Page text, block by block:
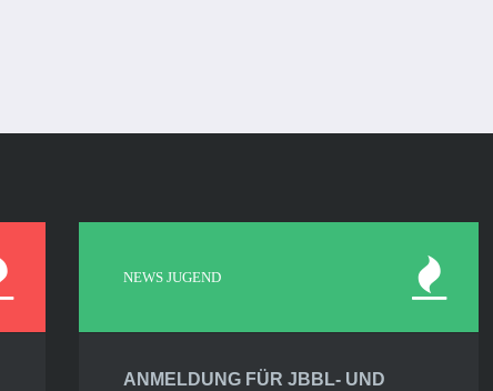
NEWS JUGEND
ANMELDUNG FÜR JBBL- UND